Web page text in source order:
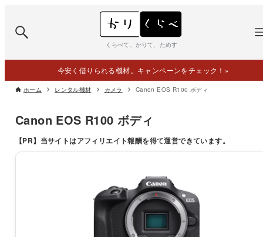
くらべて、かりて、ためす
今安く借りられる機材。キャンペーンをチェック！ »
ホーム レンタル機材 カメラ Canon EOS R100 ボディ
Canon EOS R100 ボディ
【PR】 当サイトはアフィリエイト報酬を得て運営できています。